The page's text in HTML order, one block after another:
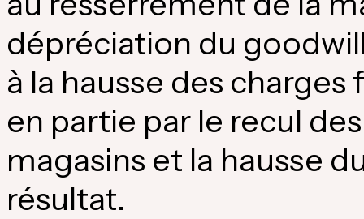
dépréciation du
à la hausse des
en partie par le recul
magasins et la hausse
résultat.